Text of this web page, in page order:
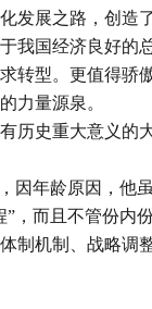
发展之路，创造
我国经济良好
转型。更值得
力量源泉。
历史重大意义
因年龄原因，
，而且不管份
机制、战略调